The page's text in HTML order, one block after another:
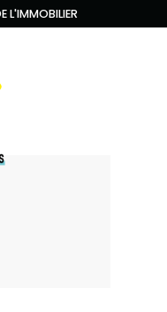
L'IMMOBILIER